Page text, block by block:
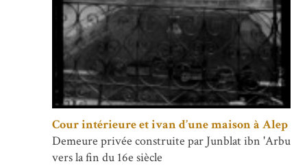
Cour intérieure et ivan d’une maison à Alep
Demeure privée construite par Junblat ibn 'Arbu
vers la fin du 16e siècle